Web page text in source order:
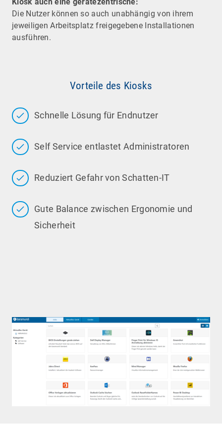
Die Nutzer können so auch unabhängig von ihrem
jeweiligen Arbeitsplatz freigegebene Installationen
ausführen.
Vorteile des Kiosks
Schnelle Lösung für Endnutzer
Self Service entlastet Administratoren
Reduziert Gefahr von Schatten-IT
Gute Balance zwischen Ergonomie und
Sicherheit